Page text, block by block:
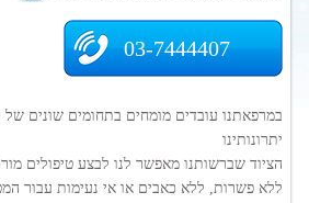
03-7444407
במרפאתנו עובדים מומחים בתחומים שונים של
יתרונותינו
הציוד שברשותנו מאפשר לנו לבצע טיפולים
ללא פשרות, ללא כאבים או אי נעימות עבור